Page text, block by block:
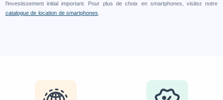
l'investissement initial important. Pour plus de choix en smartphones, visitez notre
catalogue de location de smartphones